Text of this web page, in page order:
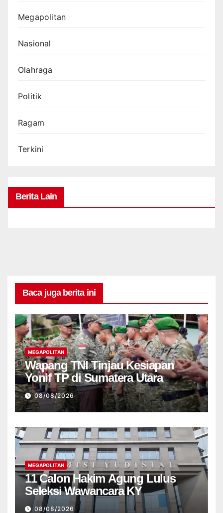
Megapolitan
Nasional
Olahraga
Politik
Ragam
Terkini
Berita Lain
Baca juga berita ini
MEGAPOLITAN
Wapang TNI Tinjau Kesiapan
Yonif TP di Sumatera Utara
08/08/2026
MEGAPOLITAN
11 Calon Hakim Agung Lulus
Seleksi Wawancara KY
08/08/2026